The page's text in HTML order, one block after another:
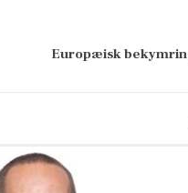
Europæisk